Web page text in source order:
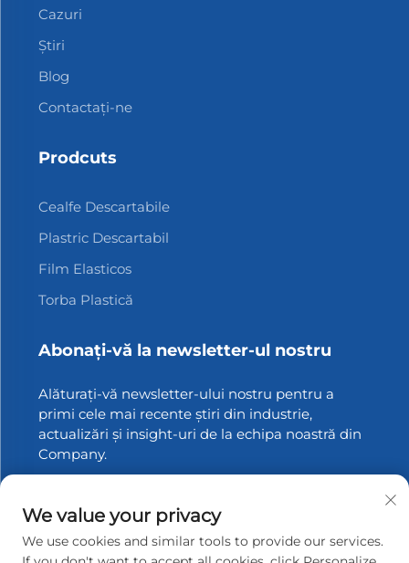
Cazuri
Știri
Blog
Contactați-ne
Prodcuts
Cealfe Descartabile
Plastric Descartabil
Film Elasticos
Torba Plastică
Abonați-vă la newsletter-ul nostru
Alăturați-vă newsletter-ului nostru pentru a
primi cele mai recente știri din industrie,
actualizări și insight-uri de la echipa noastră din
Company.
We value your privacy
We use cookies and similar tools to provide our services.